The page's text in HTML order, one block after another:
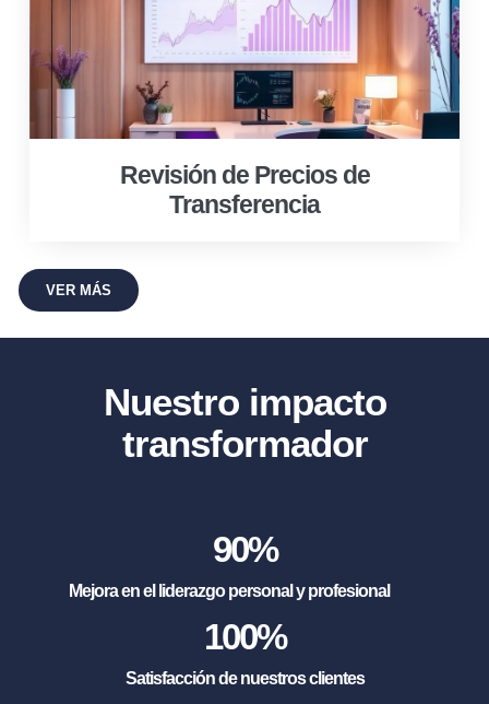
Revisión de Precios de
Transferencia
VER MÁS
Nuestro impacto
transformador
90%
Mejora en el liderazgo personal y profesional
100%
Satisfacción de nuestros clientes